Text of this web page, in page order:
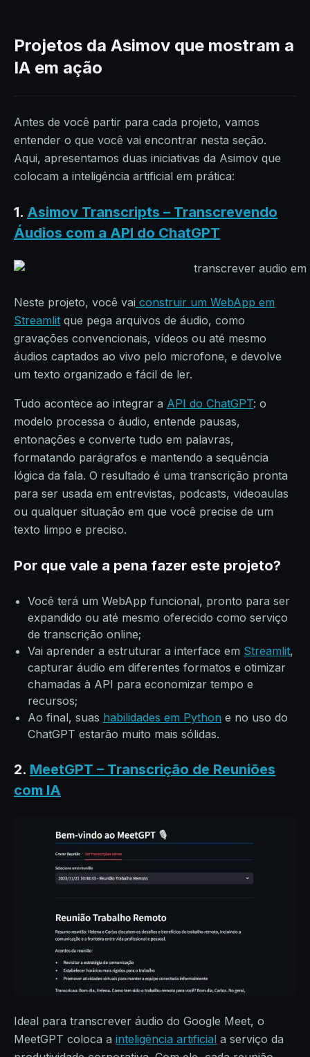
Projetos da Asimov que mostram a
IA em ação
Antes de você partir para cada projeto, vamos
entender o que você vai encontrar nesta seção.
Aqui, apresentamos duas iniciativas da Asimov que
colocam a inteligência artificial em prática:
1. Asimov Transcripts – Transcrevendo
Áudios com a API do ChatGPT
Neste projeto, você vai construir um WebApp em
Streamlit que pega arquivos de áudio, como
gravações convencionais, vídeos ou até mesmo
áudios captados ao vivo pelo microfone, e devolve
um texto organizado e fácil de ler.
Tudo acontece ao integrar a API do ChatGPT: o
modelo processa o áudio, entende pausas,
entonações e converte tudo em palavras,
formatando parágrafos e mantendo a sequência
lógica da fala. O resultado é uma transcrição pronta
para ser usada em entrevistas, podcasts, videoaulas
ou qualquer situação em que você precise de um
texto limpo e preciso.
Por que vale a pena fazer este projeto?
Você terá um WebApp funcional, pronto para ser
expandido ou até mesmo oferecido como serviço
de transcrição online;
Vai aprender a estruturar a interface em Streamlit,
capturar áudio em diferentes formatos e otimizar
chamadas à API para economizar tempo e
recursos;
Ao final, suas habilidades em Python e no uso do
ChatGPT estarão muito mais sólidas.
2. MeetGPT – Transcrição de Reuniões
com IA
Ideal para transcrever áudio do Google Meet, o
MeetGPT coloca a inteligência artificial a serviço da